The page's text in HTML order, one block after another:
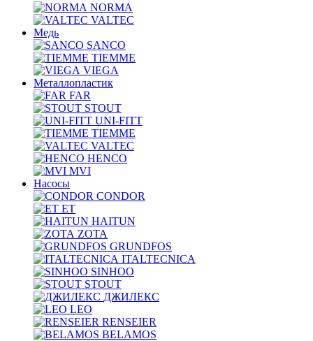
NORMA
VALTEC
Медь
SANCO
TIEMME
VIEGA
Металлопластик
FAR
STOUT
UNI-FITT
TIEMME
VALTEC
HENCO
MVI
Насосы
CONDOR
ET
HAITUN
ZOTA
GRUNDFOS
ITALTECNICA
SINHOO
STOUT
ДЖИЛЕКС
LEO
RENSEIER
BELAMOS